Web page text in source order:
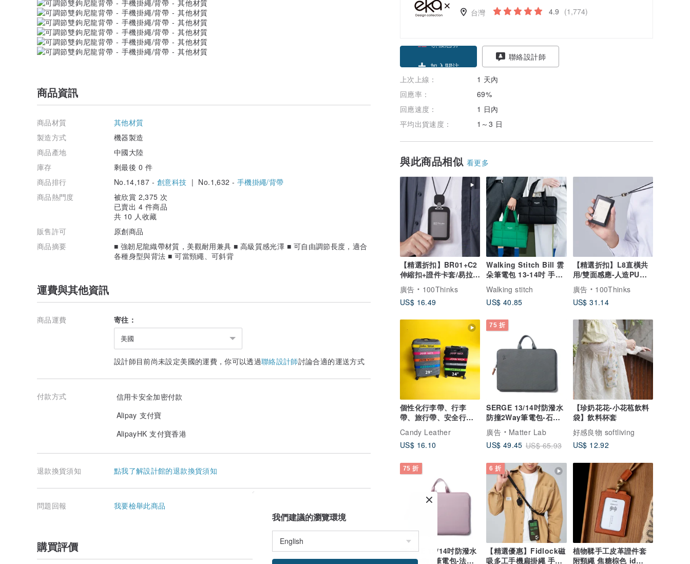
台灣 4.9 (1,774)
加入關注
聯絡設計師
上次上線：
1 天內
回應率：
69%
回應速度：
1 日內
平均出貨速度：
1～3 日
與此商品相似 看更多
【精選折扣】BR01+C2
伸縮扣+證件卡套/易拉扣
+霧面卡套組
廣告
100Thinks
US$ 16.49
Walking Stitch Bill 雲
朵筆電包 13-14吋 手提
Walking stitch
US$ 40.85
【精選折扣】L8直橫共
用/雙面感應-人造PU皮
商務風證件套
廣告
100Thinks
US$ 31.14
個性化行李帶、行李
帶、旅行帶、安全行李
帶、
Candy Leather
US$ 16.10
75 折
SERGE 13/14吋防潑水
防撞2Way筆電包-石板
灰 Air 13/Pro 14
廣告
Matter Lab
US$ 49.45 US$ 65.93
【珍奶花花-小花苞飲料
袋】飲料杯套
好感良物 softliving
US$ 12.92
75 折
SERGE 13/14吋防潑水
防撞2Way筆電包-法式
6 折
【精選優惠】Fidlock磁
吸多工手機扁掛繩 手機
植物鞣手工皮革證件套
附頸繩 焦糖棕色 id
商品資訊
商品材質
其他材質
製造方式
機器製造
商品產地
中國大陸
庫存
剩最後 0 件
商品排行
No.14,187 - 創意科技 | No.1,632 -手機掛繩/背帶
商品熱門度
被欣賞 2,375 次
已賣出 4 件商品
共 10 人收藏
販售許可
原創商品
商品摘要
■ 強韌尼龍織帶材質，美觀耐用兼具 ■ 高級質感光澤 ■ 可自由調節長度，適合
各種身型與背法 ■ 可當頸繩、可斜背
運費與其他資訊
商品運費 寄往：
美國
設計師目前尚未設定美國的運費，你可以透過聯絡設計師討論合適的運送方式
付款方式
信用卡安全加密付款
Alipay 支付寶
AlipayHK 支付寶香港
退款換貨須知 點我了解設計館的退款換貨須知
問題回報 我要檢舉此商品
購買評價
我們建議的瀏覽環境